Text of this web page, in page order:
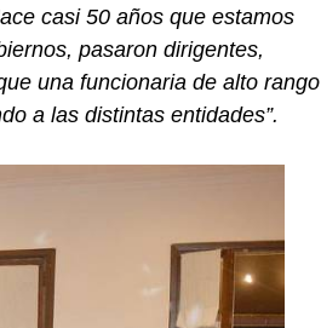
casi 50 años que estamos
pasaron dirigentes,
una funcionaria de alto rango
a las distintas entidades”.